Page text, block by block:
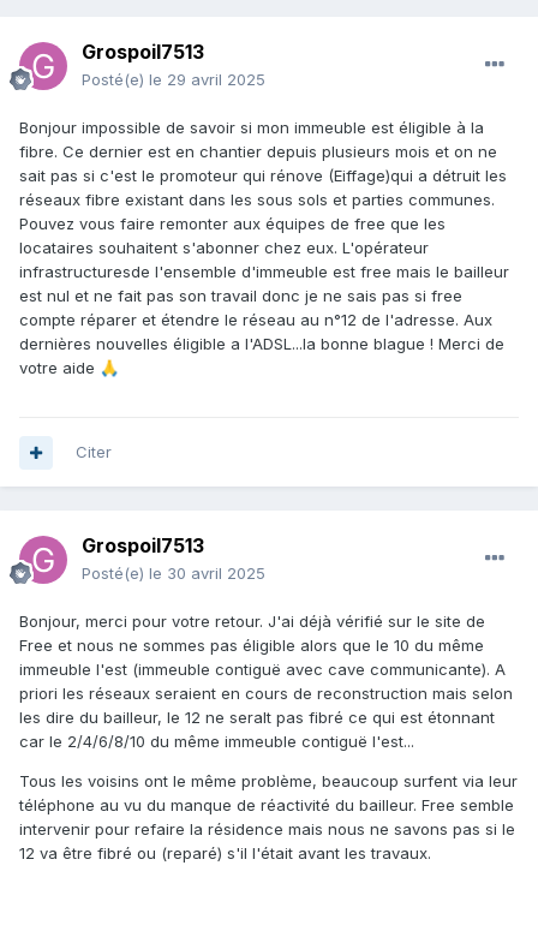
Grospoil7513
Posté(e) le 29 avril 2025
Bonjour impossible de savoir si mon immeuble est éligible à la
fibre. Ce dernier est en chantier depuis plusieurs mois et on ne
sait pas si c'est le promoteur qui rénove (Eiffage)qui a détruit les
réseaux fibre existant dans les sous sols et parties communes.
Pouvez vous faire remonter aux équipes de free que les
locataires souhaitent s'abonner chez eux. L'opérateur
infrastructuresde l'ensemble d'immeuble est free mais le bailleur
est nul et ne fait pas son travail donc je ne sais pas si free
compte réparer et étendre le réseau au n°12 de l'adresse. Aux
dernières nouvelles éligible a l'ADSL...la bonne blague ! Merci de
votre aide 🙏
Citer
Grospoil7513
Posté(e) le 30 avril 2025
Bonjour, merci pour votre retour. J'ai déjà vérifié sur le site de
Free et nous ne sommes pas éligible alors que le 10 du même
immeuble l'est (immeuble contiguë avec cave communicante). A
priori les réseaux seraient en cours de reconstruction mais selon
les dire du bailleur, le 12 ne seralt pas fibré ce qui est étonnant
car le 2/4/6/8/10 du même immeuble contiguë l'est...
Tous les voisins ont le même problème, beaucoup surfent via leur
téléphone au vu du manque de réactivité du bailleur. Free semble
intervenir pour refaire la résidence mais nous ne savons pas si le
12 va être fibré ou (reparé) s'il l'était avant les travaux.